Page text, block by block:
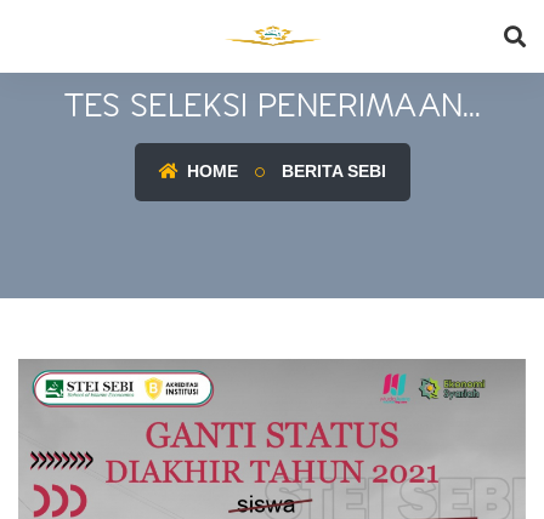
TES SELEKSI PENERIMAAN...
HOME BERITA SEBI